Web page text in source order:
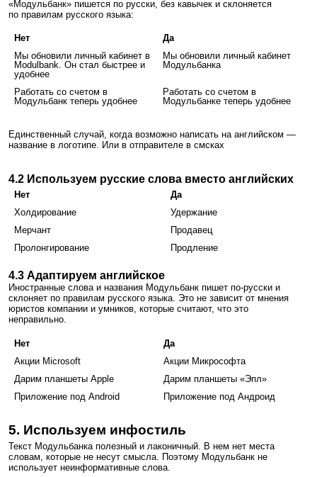
«Модульбанк» пишется по русски, без кавычек и склоняется
по правилам русского языка:
Нет
Да
Мы обновили личный кабинет в
Modulbank. Он стал быстрее и
удобнее
Мы обновили личный кабинет
Модульбанка
Работать со счетом в
Модульбанк теперь удобнее
Работать со счетом в
Модульбанке теперь удобнее
Единственный случай, когда возможно написать на английском —
название в логотипе. Или в отправителе в смсках
4.2 Используем русские слова вместо английских
Нет
Да
Холдирование
Удержание
Мерчант
Продавец
Пролонгирование
Продление
4.3 Адаптируем английское
Иностранные слова и названия Модульбанк пишет по-русски и
склоняет по правилам русского языка. Это не зависит от мнения
юристов компании и умников, которые считают, что это
неправильно.
Нет
Да
Акции Microsoft
Акции Микрософта
Дарим планшеты Apple
Дарим планшеты «Эпл»
Приложение под Android
Приложение под Андроид
5. Используем инфостиль
Текст Модульбанка полезный и лаконичный. В нем нет места
словам, которые не несут смысла. Поэтому Модульбанк не
использует неинформативные слова.